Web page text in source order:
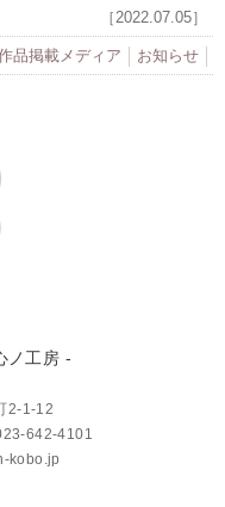
［2022.07.05］
品掲載メディア お知らせ
ノ工房 -
2-1-12
642-4101
kobo.jp